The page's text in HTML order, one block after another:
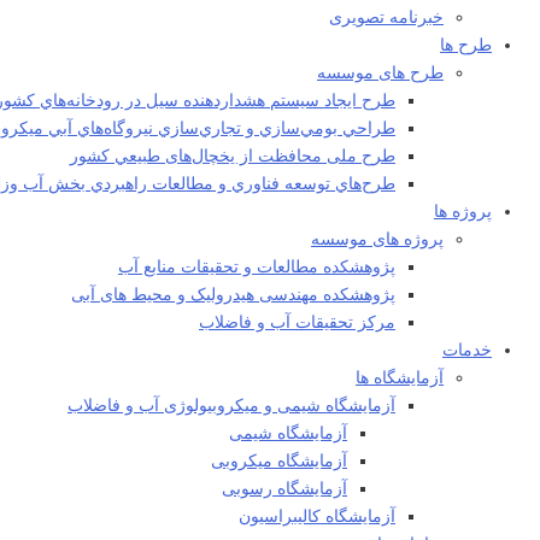
خبرنامه تصویری
طرح ها
طرح های موسسه
طرح ايجاد سيستم هشداردهنده سيل در رودخانه‌هاي كشور
طراحي بومي‌سازي و تجاري‌سازي نيروگاه‌هاي آبي ميکرو
طرح ملی محافظت از يخچال‌های طبيعي كشور
طرح‌هاي توسعه فناوري و مطالعات راهبردي بخش آب
پروژه ها
پروژه های موسسه
پژوهشکده مطالعات و تحقيقات منابع آب
پژوهشکده مهندسی هیدرولیک و محیط های آبی
مرکز تحقیقات آب و فاضلاب
خدمات
آزمایشگاه ها
آزمایشگاه شیمی و میکروبیولوژی آب و فاضلاب
آزمایشگاه شیمی
آزمایشگاه میکروبی
آزمایشگاه رسوبی
آزمایشگاه کالیبراسیون